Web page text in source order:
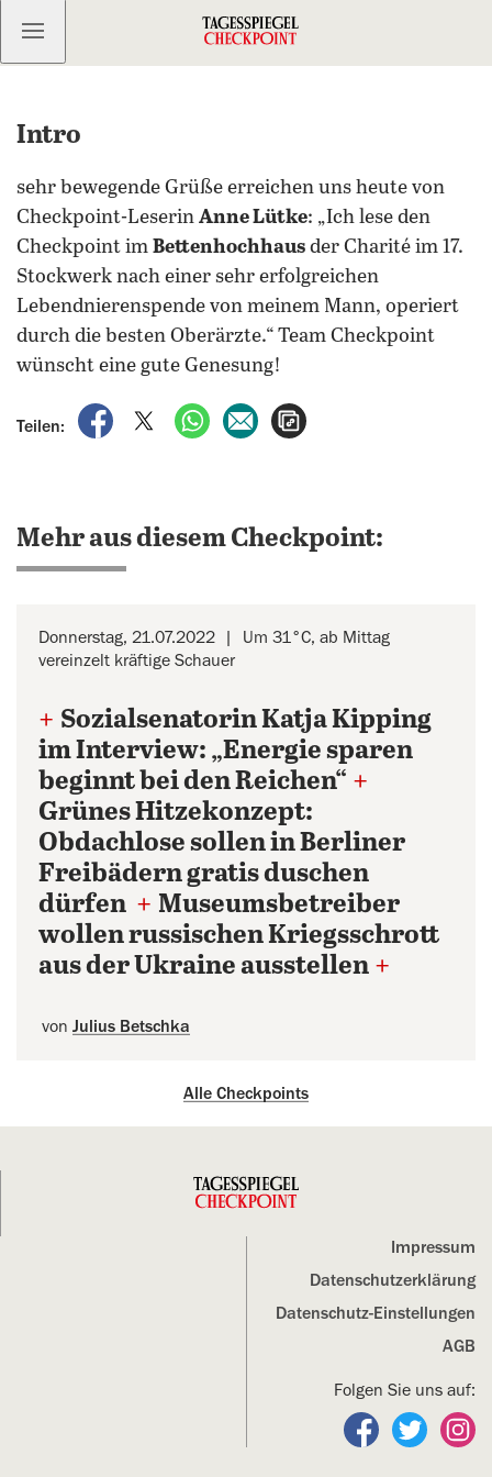
Kostenlos anmelden
Intro
sehr bewegende Grüße erreichen uns heute von
Checkpoint-Leserin Anne Lütke: „Ich lese den
Checkpoint im Bettenhochhaus der Charité im 17.
Stockwerk nach einer sehr erfolgreichen
Lebendnierenspende von meinem Mann, operiert
durch die besten Oberärzte.“ Team Checkpoint
wünscht eine gute Genesung!
Teilen:
auf Facebook teilen
auf X teilenper WhatsApp teilen
per E-Mail teilen
Mehr aus diesem Checkpoint:
Donnerstag, 21.07.2022
Um 31°C, ab Mittag
vereinzelt kräftige Schauer
+ Sozialsenatorin Katja Kipping
im Interview: „Energie sparen
beginnt bei den Reichen“ +
Grünes Hitzekonzept:
Obdachlose sollen in Berliner
Freibädern gratis duschen
dürfen + Museumsbetreiber
wollen russischen Kriegsschrott
aus der Ukraine ausstellen +
von Julius Betschka
Alle Checkpoints
Impressum
Datenschutz­erklärung
Datenschutz-Einstellungen
AGB
Folgen Sie uns auf:
Folgen Sie